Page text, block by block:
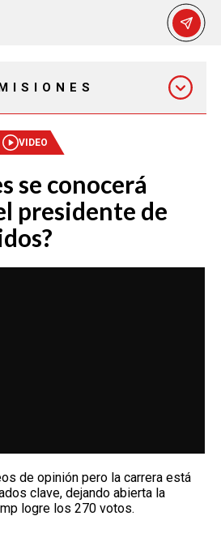
EMISIÓN 12:30 PM
EMISIÓN 7:00 PM
VIDEO
se conocerá
presidente de
de opinión pero la carrera está
clave, dejando abierta la
logre los 270 votos.